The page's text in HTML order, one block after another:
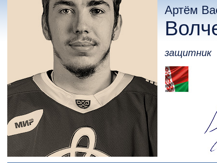
Артём
защитник